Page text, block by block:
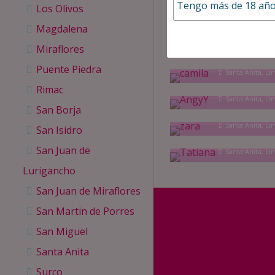
Anita
Santa Anita,
camila
Santa Anita,
AngyY
Santa Anita,
zara
Santa Anita,
Tatiana
Santa Anita,
Los Olivos
Magdalena
Miraflores
Puente Piedra
Rimac
San Borja
San Isidro
San Juan de
Lurigancho
San Juan de Miraflores
San Martin de Porres
San Miguel
Santa Anita
Surco
Tengo más de 18
No permitiré que
sexual según lo
Estoy de acuerdo en
Estoy eligiendo
diversos materiales
involucrados u otro
Saldré de este sitio